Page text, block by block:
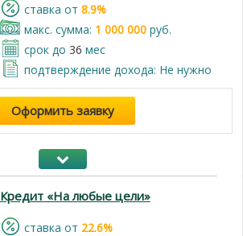
cтавка от 8.9%
макс. сумма: 1 000 000руб.
срок до 36 мес
подтверждение дохода: Не нужно
Оформить заявку
Кредит «На любые цели»
cтавка от 22.6%